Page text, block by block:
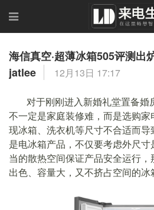
海信真空·超薄冰箱505评测出
jatlee
12月13日 17:17
对于刚刚进入新婚礼堂置备婚
不一定是家庭装修难，而是选购
现冰箱、洗衣机等尺寸不合适而
是电冰箱产品，不仅要考虑外尺
当的散热空间保证产品安全运行
出色、容量大，又不挤占空间的冰